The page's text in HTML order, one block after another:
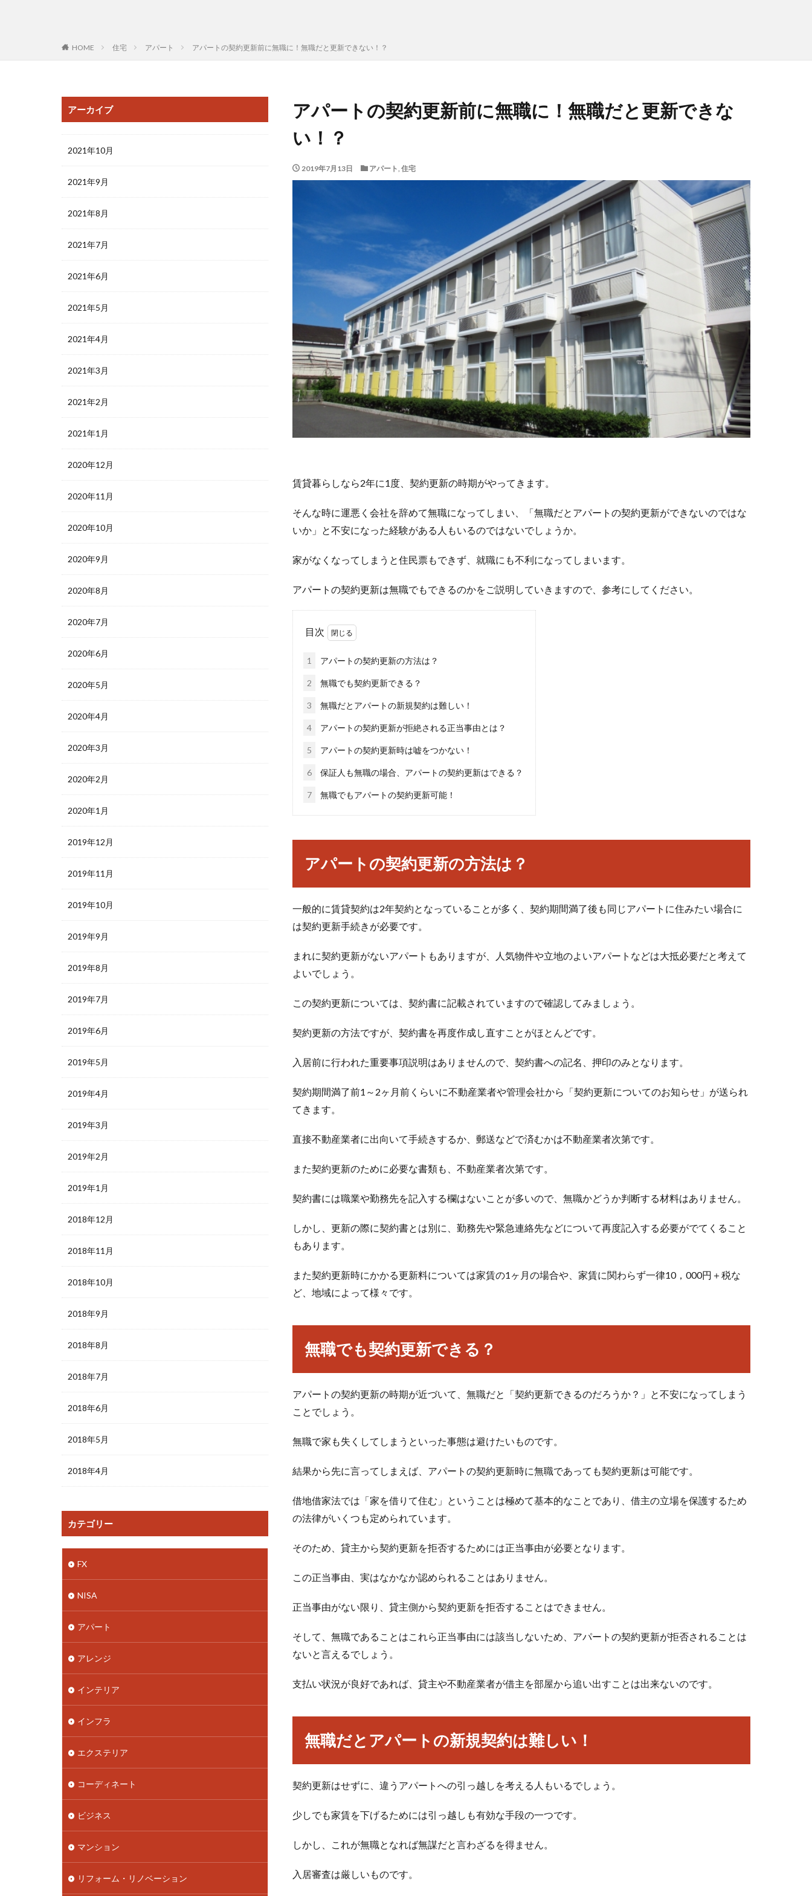
HOME 住宅 アパート アパートの契約更新前に無職に！無職だと更新できない！？
アパートの契約更新前に無職に！無職だと更新できな
い！？
2019年7月13日 アパート, 住宅
賃貸暮らしなら2年に1度、契約更新の時期がやってきます。
そんな時に運悪く会社を辞めて無職になってしまい、「無職だとアパートの契約更新ができないのではな
いか」と不安になった経験がある人もいるのではないでしょうか。
家がなくなってしまうと住民票もできず、就職にも不利になってしまいます。
アパートの契約更新は無職でもできるのかをご説明していきますので、参考にしてください。
目次
1 アパートの契約更新の方法は？
2 無職でも契約更新できる？
3 無職だとアパートの新規契約は難しい！
4 アパートの契約更新が拒絶される正当事由とは？
5 アパートの契約更新時は嘘をつかない！
6 保証人も無職の場合、アパートの契約更新はできる？
7 無職でもアパートの契約更新可能！
アパートの契約更新の方法は？
一般的に賃貸契約は2年契約となっていることが多く、契約期間満了後も同じアパートに住みたい場合に
は契約更新手続きが必要です。
まれに契約更新がないアパートもありますが、人気物件や立地のよいアパートなどは大抵必要だと考えて
よいでしょう。
この契約更新については、契約書に記載されていますので確認してみましょう。
契約更新の方法ですが、契約書を再度作成し直すことがほとんどです。
入居前に行われた重要事項説明はありませんので、契約書への記名、押印のみとなります。
契約期間満了前1～2ヶ月前くらいに不動産業者や管理会社から「契約更新についてのお知らせ」が送られ
てきます。
直接不動産業者に出向いて手続きするか、郵送などで済むかは不動産業者次第です。
また契約更新のために必要な書類も、不動産業者次第です。
契約書には職業や勤務先を記入する欄はないことが多いので、無職かどうか判断する材料はありません。
しかし、更新の際に契約書とは別に、勤務先や緊急連絡先などについて再度記入する必要がでてくること
もあります。
また契約更新時にかかる更新料については家賃の1ヶ月の場合や、家賃に関わらず一律10，000円＋税な
ど、地域によって様々です。
無職でも契約更新できる？
アパートの契約更新の時期が近づいて、無職だと「契約更新できるのだろうか？」と不安になってしまう
ことでしょう。
無職で家も失くしてしまうといった事態は避けたいものです。
結果から先に言ってしまえば、アパートの契約更新時に無職であっても契約更新は可能です。
借地借家法では「家を借りて住む」ということは極めて基本的なことであり、借主の立場を保護するため
の法律がいくつも定められています。
そのため、貸主から契約更新を拒否するためには正当事由が必要となります。
この正当事由、実はなかなか認められることはありません。
正当事由がない限り、貸主側から契約更新を拒否することはできません。
そして、無職であることはこれら正当事由には該当しないため、アパートの契約更新が拒否されることは
ないと言えるでしょう。
支払い状況が良好であれば、貸主や不動産業者が借主を部屋から追い出すことは出来ないのです。
無職だとアパートの新規契約は難しい！
契約更新はせずに、違うアパートへの引っ越しを考える人もいるでしょう。
少しでも家賃を下げるためには引っ越しも有効な手段の一つです。
しかし、これが無職となれば無謀だと言わざるを得ません。
入居審査は厳しいものです。
アーカイブ
2021年10月
2021年9月
2021年8月
2021年7月
2021年6月
2021年5月
2021年4月
2021年3月
2021年2月
2021年1月
2020年12月
2020年11月
2020年10月
2020年9月
2020年8月
2020年7月
2020年6月
2020年5月
2020年4月
2020年3月
2020年2月
2020年1月
2019年12月
2019年11月
2019年10月
2019年9月
2019年8月
2019年7月
2019年6月
2019年5月
2019年4月
2019年3月
2019年2月
2019年1月
2018年12月
2018年11月
2018年10月
2018年9月
2018年8月
2018年7月
2018年6月
2018年5月
2018年4月
カテゴリー
FX
NISA
アパート
アレンジ
インテリア
インフラ
エクステリア
コーディネート
ビジネス
マンション
リフォーム・リノベーション